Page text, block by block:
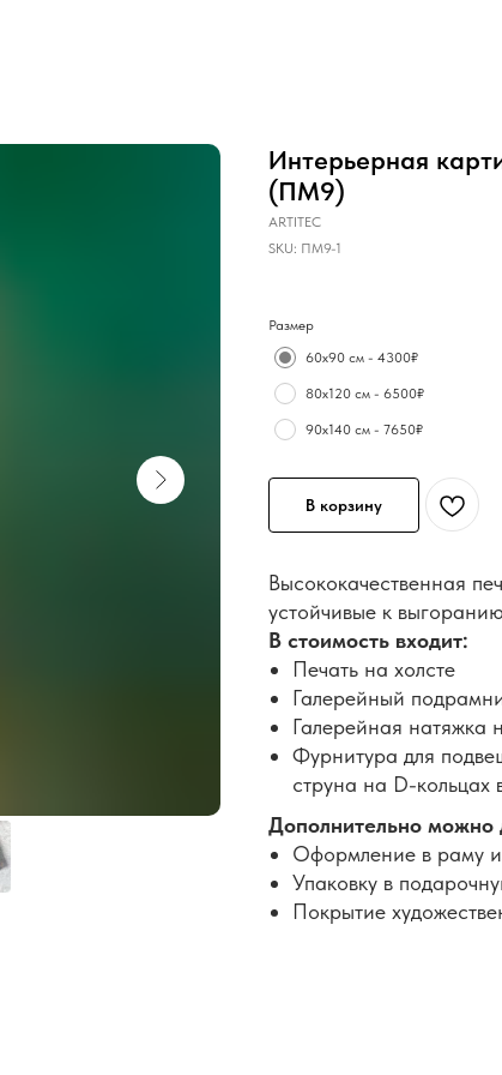
Интерьерная
(ПМ9)
ARTITEC
SKU: ПМ9-1
Размер
60х90 см - 4300₽
80х120 см - 6500₽
90х140 см - 7650₽
В корзину
Высококачественная
устойчивые к
В стоимость входит:
Печать на холсте
Галерейный
Галерейная натяжка
Фурнитура для
струна на D-кольцах
Дополнительно можно
Оформление в раму
Упаковку в
Покрытие